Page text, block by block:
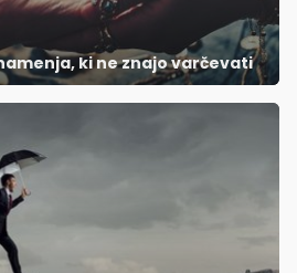
ki ne znajo varčevati